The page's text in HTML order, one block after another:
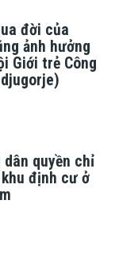
đời của
ảnh hưởng
Giới trẻ Công
quyền chỉ
định cư ở